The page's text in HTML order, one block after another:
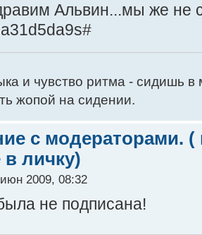
Альвин...мы же не
и чувство ритма - сидишь
жопой на сидении.
с модераторами.
личку)
2009, 08:32
не подписана!